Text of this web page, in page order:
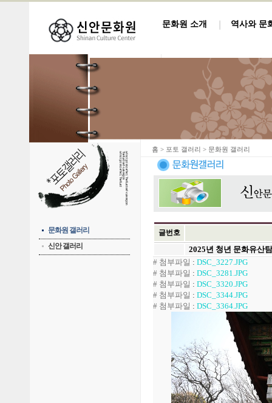
문화원 소개 역사와 문
문화원 갤러리
신안 갤러리
홈 > 포토 갤러리 > 문화원 갤러리
글번호
2025년 청년 문화유산
# 첨부파일 : DSC_3227.JPG
# 첨부파일 : DSC_3281.JPG
# 첨부파일 : DSC_3320.JPG
# 첨부파일 : DSC_3344.JPG
# 첨부파일 : DSC_3364.JPG